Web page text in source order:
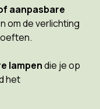
aanpasbare
om de verlichting
lampendie je op
het